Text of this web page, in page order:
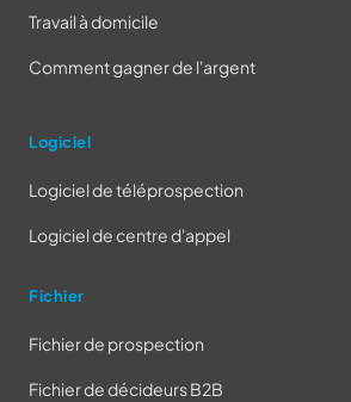
Travail à domicile
Comment gagner de l'argent
Logiciel
Logiciel de téléprospection
Logiciel de centre d'appel
Fichier
Fichier de prospection
Fichier de décideurs B2B